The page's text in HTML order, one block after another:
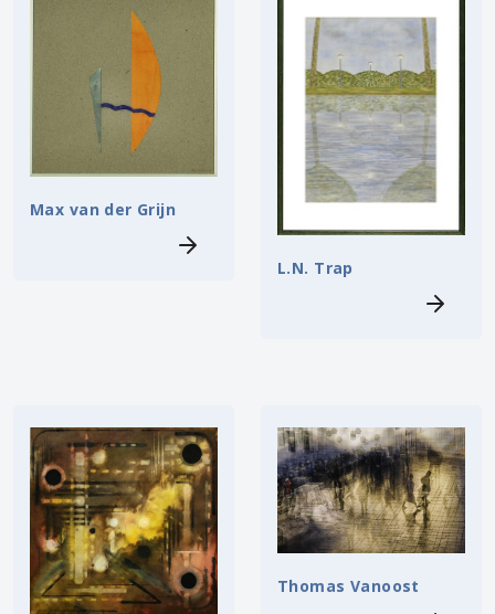
Max van der Grijn
L.N. Trap
Thomas Vanoost